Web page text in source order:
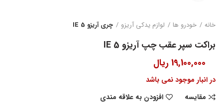
خانه خودرو ها لوازم یدکی آریزو چری آریزو 5 IE
براکت سپر عقب چپ آریزو 5 IE
19,100,000 ریال
در انبار موجود نمی باشد
مقایسه
افزودن به علاقه مندی